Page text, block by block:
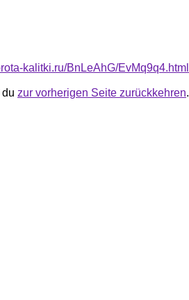
kalitki.ru/BnLeAhG/EvMq9q4.html
zur vorherigen Seite zurückkehren.